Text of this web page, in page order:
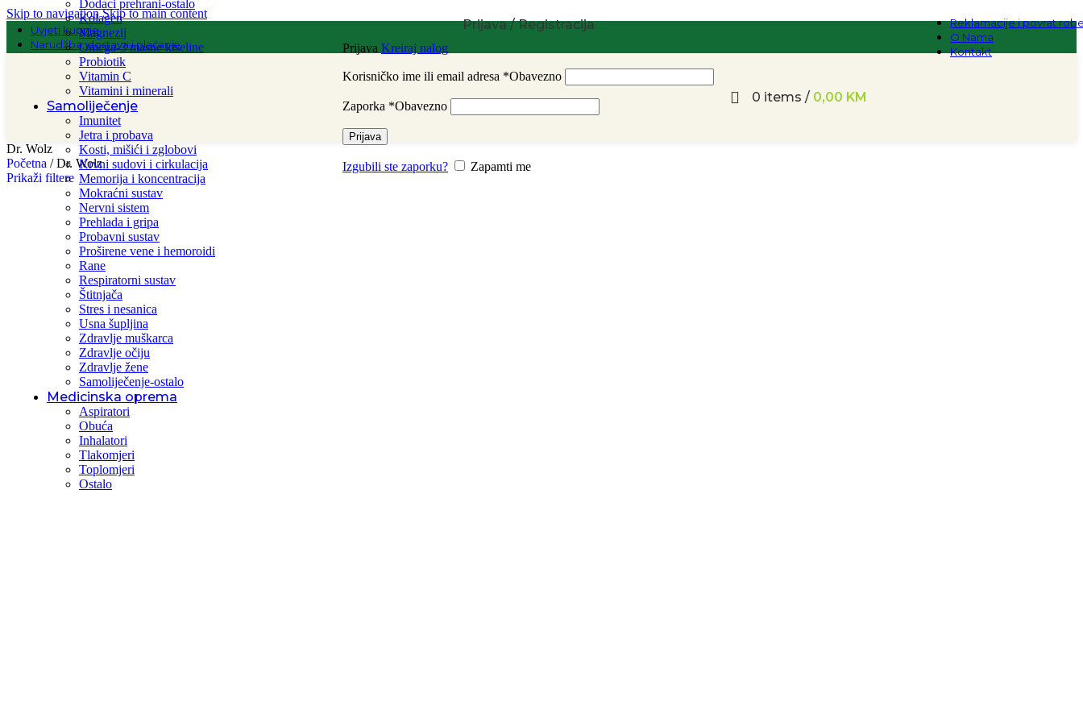
Skip to navigationSkip to main content
Uvjeti kupnje
Narudžba, dostava i plaćanje
Reklamacije i povrat
O Nama
Kontakt
Dodaci prehrani-ostalo
Kolagen
Magnezij
Omega-3 masne kiseline
Probiotik
Vitamin C
Vitamini i minerali
Samoliječenje
Imunitet
Jetra i probava
Kosti, mišići i zglobovi
Krvni sudovi i cirkulacija
Memorija i koncentracija
Mokraćni sustav
Nervni sistem
Prehlada i gripa
Probavni sustav
Proširene vene i hemoroidi
Rane
Respiratorni sustav
Štitnjača
Stres i nesanica
Usna šupljina
Zdravlje muškarca
Zdravlje očiju
Zdravlje žene
Samoliječenje-ostalo
Medicinska oprema
Aspiratori
Obuća
Inhalatori
Tlakomjeri
Toplomjeri
Ostalo
Prijava / Registracija
Prijava Kreiraj nalog
Korisničko ime ili email adresa *Obavezno
Zaporka *Obavezno
Prijava
Izgubili ste zaporku? Zapamti me
0 items / 0,00 KM
Dr. Wolz
Početna / Dr. Wolz
Prikaži filtere